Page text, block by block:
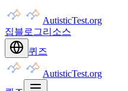
AutisticTest.org
집블로그리소스
퀴즈
AutisticTest.org